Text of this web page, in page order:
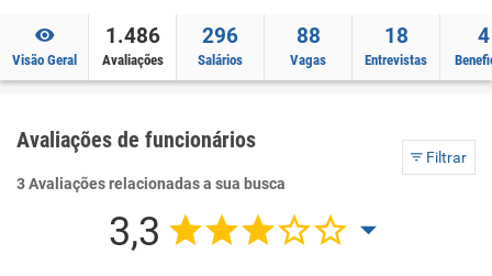
Visão Geral
1.486
Avaliações
296
Salários
88
Vagas
18
Entrevistas
4
Avaliações de funcionários
Filtrar
3 Avaliações relacionadas a sua busca
3,3